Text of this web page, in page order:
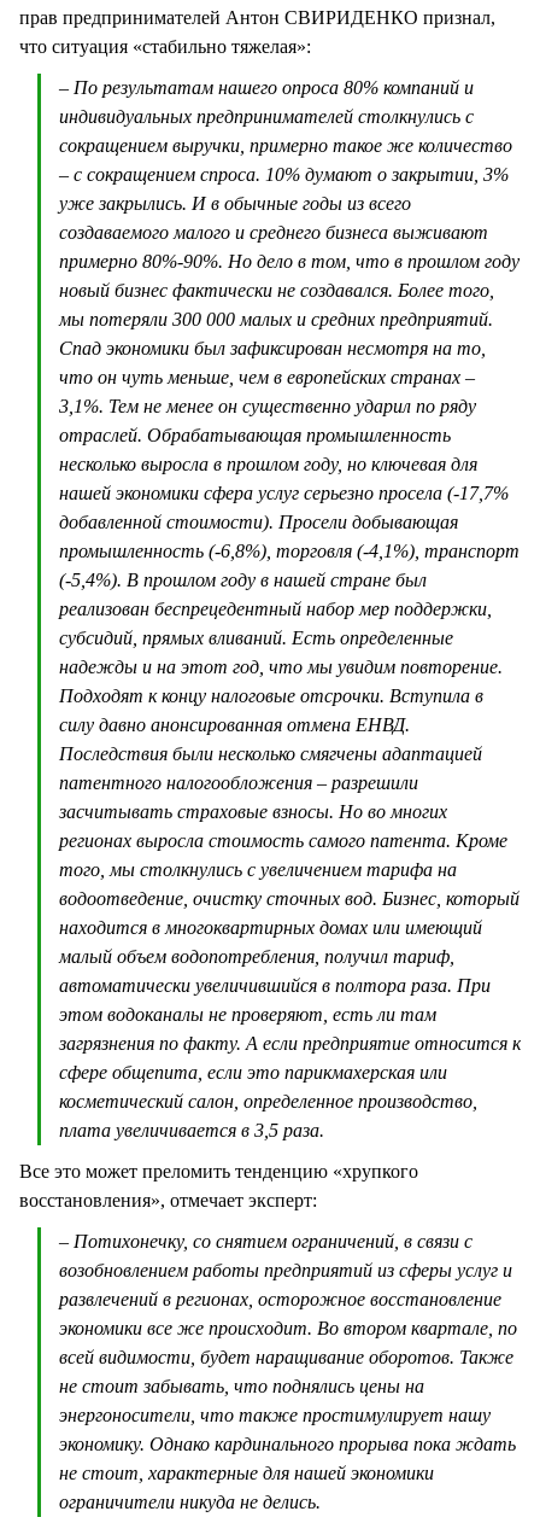
прав предпринимателей Антон СВИРИДЕНКО признал,
что ситуация «стабильно тяжелая»:
– По результатам нашего опроса 80% компаний и
индивидуальных предпринимателей столкнулись с
сокращением выручки, примерно такое же количество
– с сокращением спроса. 10% думают о закрытии, 3%
уже закрылись. И в обычные годы из всего
создаваемого малого и среднего бизнеса выживают
примерно 80%-90%. Но дело в том, что в прошлом году
новый бизнес фактически не создавался. Более того,
мы потеряли 300 000 малых и средних предприятий.
Спад экономики был зафиксирован несмотря на то,
что он чуть меньше, чем в европейских странах –
3,1%. Тем не менее он существенно ударил по ряду
отраслей. Обрабатывающая промышленность
несколько выросла в прошлом году, но ключевая для
нашей экономики сфера услуг серьезно просела (-17,7%
добавленной стоимости). Просели добывающая
промышленность (-6,8%), торговля (-4,1%), транспорт
(-5,4%). В прошлом году в нашей стране был
реализован беспрецедентный набор мер поддержки,
субсидий, прямых вливаний. Есть определенные
надежды и на этот год, что мы увидим повторение.
Подходят к концу налоговые отсрочки. Вступила в
силу давно анонсированная отмена ЕНВД.
Последствия были несколько смягчены адаптацией
патентного налогообложения – разрешили
засчитывать страховые взносы. Но во многих
регионах выросла стоимость самого патента. Кроме
того, мы столкнулись с увеличением тарифа на
водоотведение, очистку сточных вод. Бизнес, который
находится в многоквартирных домах или имеющий
малый объем водопотребления, получил тариф,
автоматически увеличившийся в полтора раза. При
этом водоканалы не проверяют, есть ли там
загрязнения по факту. А если предприятие относится к
сфере общепита, если это парикмахерская или
косметический салон, определенное производство,
плата увеличивается в 3,5 раза.
Все это может преломить тенденцию «хрупкого
восстановления», отмечает эксперт:
– Потихонечку, со снятием ограничений, в связи с
возобновлением работы предприятий из сферы услуг и
развлечений в регионах, осторожное восстановление
экономики все же происходит. Во втором квартале, по
всей видимости, будет наращивание оборотов. Также
не стоит забывать, что поднялись цены на
энергоносители, что также простимулирует нашу
экономику. Однако кардинального прорыва пока ждать
не стоит, характерные для нашей экономики
ограничители никуда не делись.